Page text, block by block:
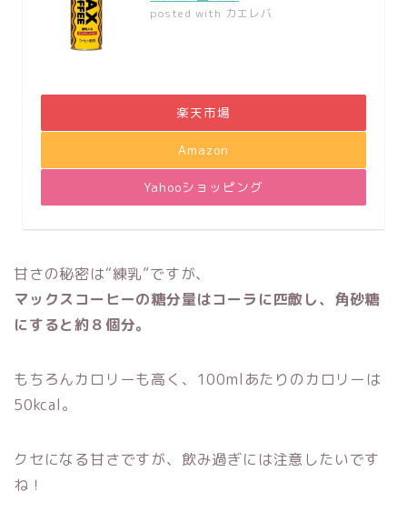
posted with カエレバ
楽天市場
Amazon
Yahooショッピング
甘さの秘密は“練乳”ですが、
マックスコーヒーの糖分量はコーラに匹敵し、角砂糖
にすると約８個分。
もちろんカロリーも高く、100mlあたりのカロリーは
50kcal。
クセになる甘さですが、飲み過ぎには注意したいです
ね！